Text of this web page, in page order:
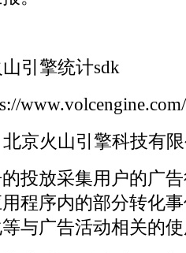
引擎统计sdk
京火山引擎科技有
投放采集用户的广
程序内的部分转化
与广告活动相关的